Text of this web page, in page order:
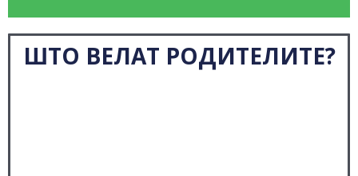
ШТО ВЕЛАТ РОДИТЕЛИТЕ?